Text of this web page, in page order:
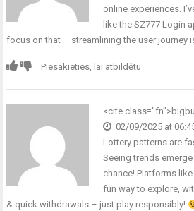
online experiences.
like theSZ777 Login
focus on that – streamlining the user journey
Piesakieties, lai atbildētu
<cite
02/09/2025 at
Lottery patterns are
Seeing trends emerge
chance! Platforms like
fun way to explore,
& quick withdrawals – just play responsibly!